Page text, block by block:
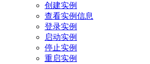
创建实例
查看实例信息
登录实例
启动实例
停止实例
重启实例